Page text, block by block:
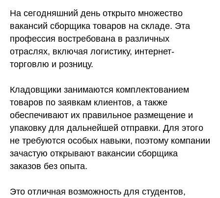
На сегодняшний день открыто множество
вакансий сборщика товаров на складе. Эта
профессия востребована в различных
отраслях, включая логистику, интернет-
торговлю и розницу.
Кладовщики занимаются комплектованием
товаров по заявкам клиентов, а также
обеспечивают их правильное размещение и
упаковку для дальнейшей отправки. Для этого
не требуются особых навыки, поэтому компании
зачастую открывают вакансии сборщика
заказов без опыта.
Это отличная возможность для студентов,